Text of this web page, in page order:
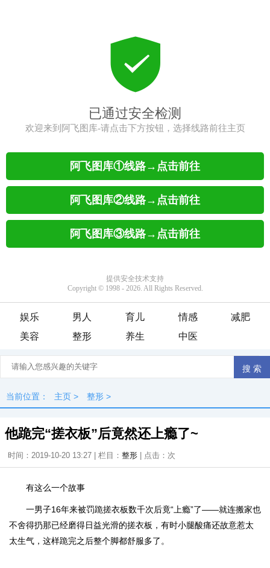
娱乐 男人 育儿 情感
减肥
美容
整形 养生 中医
当前位置： 主页 > 整形 >
他跪完“搓衣板”后竟然还上瘾了~
时间：2019-10-20 13:27 | 栏目： 整形 | 点击： 次
有这么一个故事
一男子16年来被罚跪搓衣板数千次后竟“上瘾”了——就连搬家也
不舍得扔那已经磨得日益光滑的搓衣板，有时小腿酸痛还故意惹太
太生气，这样跪完之后整个脚都舒服多了。